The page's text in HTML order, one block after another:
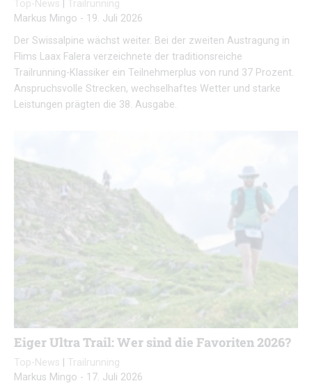
Top-News
Trailrunning
Markus Mingo - 19. Juli 2026
Der Swissalpine wächst weiter. Bei der zweiten Austragung in
Flims Laax Falera verzeichnete der traditionsreiche
Trailrunning-Klassiker ein Teilnehmerplus von rund 37 Prozent.
Anspruchsvolle Strecken, wechselhaftes Wetter und starke
Leistungen prägten die 38. Ausgabe.
Eiger Ultra Trail: Wer sind die Favoriten 2026?
Top-News
Trailrunning
Markus Mingo - 17. Juli 2026